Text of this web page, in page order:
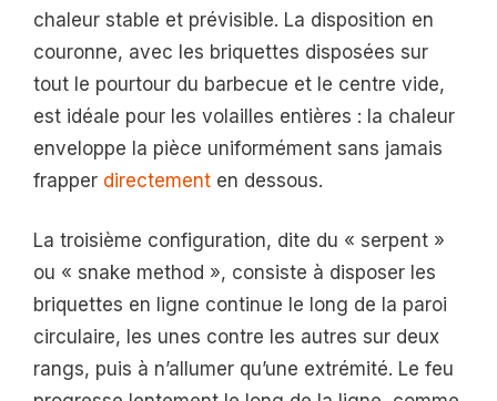
chaleur stable et prévisible. La disposition en
couronne, avec les briquettes disposées sur
tout le pourtour du barbecue et le centre vide,
est idéale pour les volailles entières : la chaleur
enveloppe la pièce uniformément sans jamais
frapper directement en dessous.
La troisième configuration, dite du « serpent »
ou « snake method », consiste à disposer les
briquettes en ligne continue le long de la paroi
circulaire, les unes contre les autres sur deux
rangs, puis à n’allumer qu’une extrémité. Le feu